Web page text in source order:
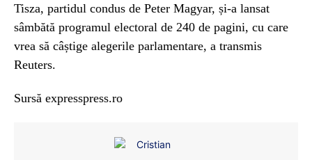
Tisza, partidul condus de Peter Magyar, și-a lansat
sâmbătă programul electoral de 240 de pagini, cu care
vrea să câștige alegerile parlamentare, a transmis
Reuters.
Sursă expresspress.ro